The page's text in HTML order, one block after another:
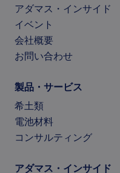
アダマス・インサイド
イベント
会社概要
お問い合わせ
製品・サービス
希土類
電池材料
コンサルティング
アダマス・インサイド